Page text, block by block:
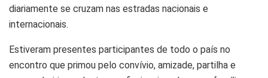
diariamente se cruzam nas estradas nacionais e
internacionais.
Estiveram presentes participantes de todo o país no
encontro que primou pelo convívio, amizade, partilha e